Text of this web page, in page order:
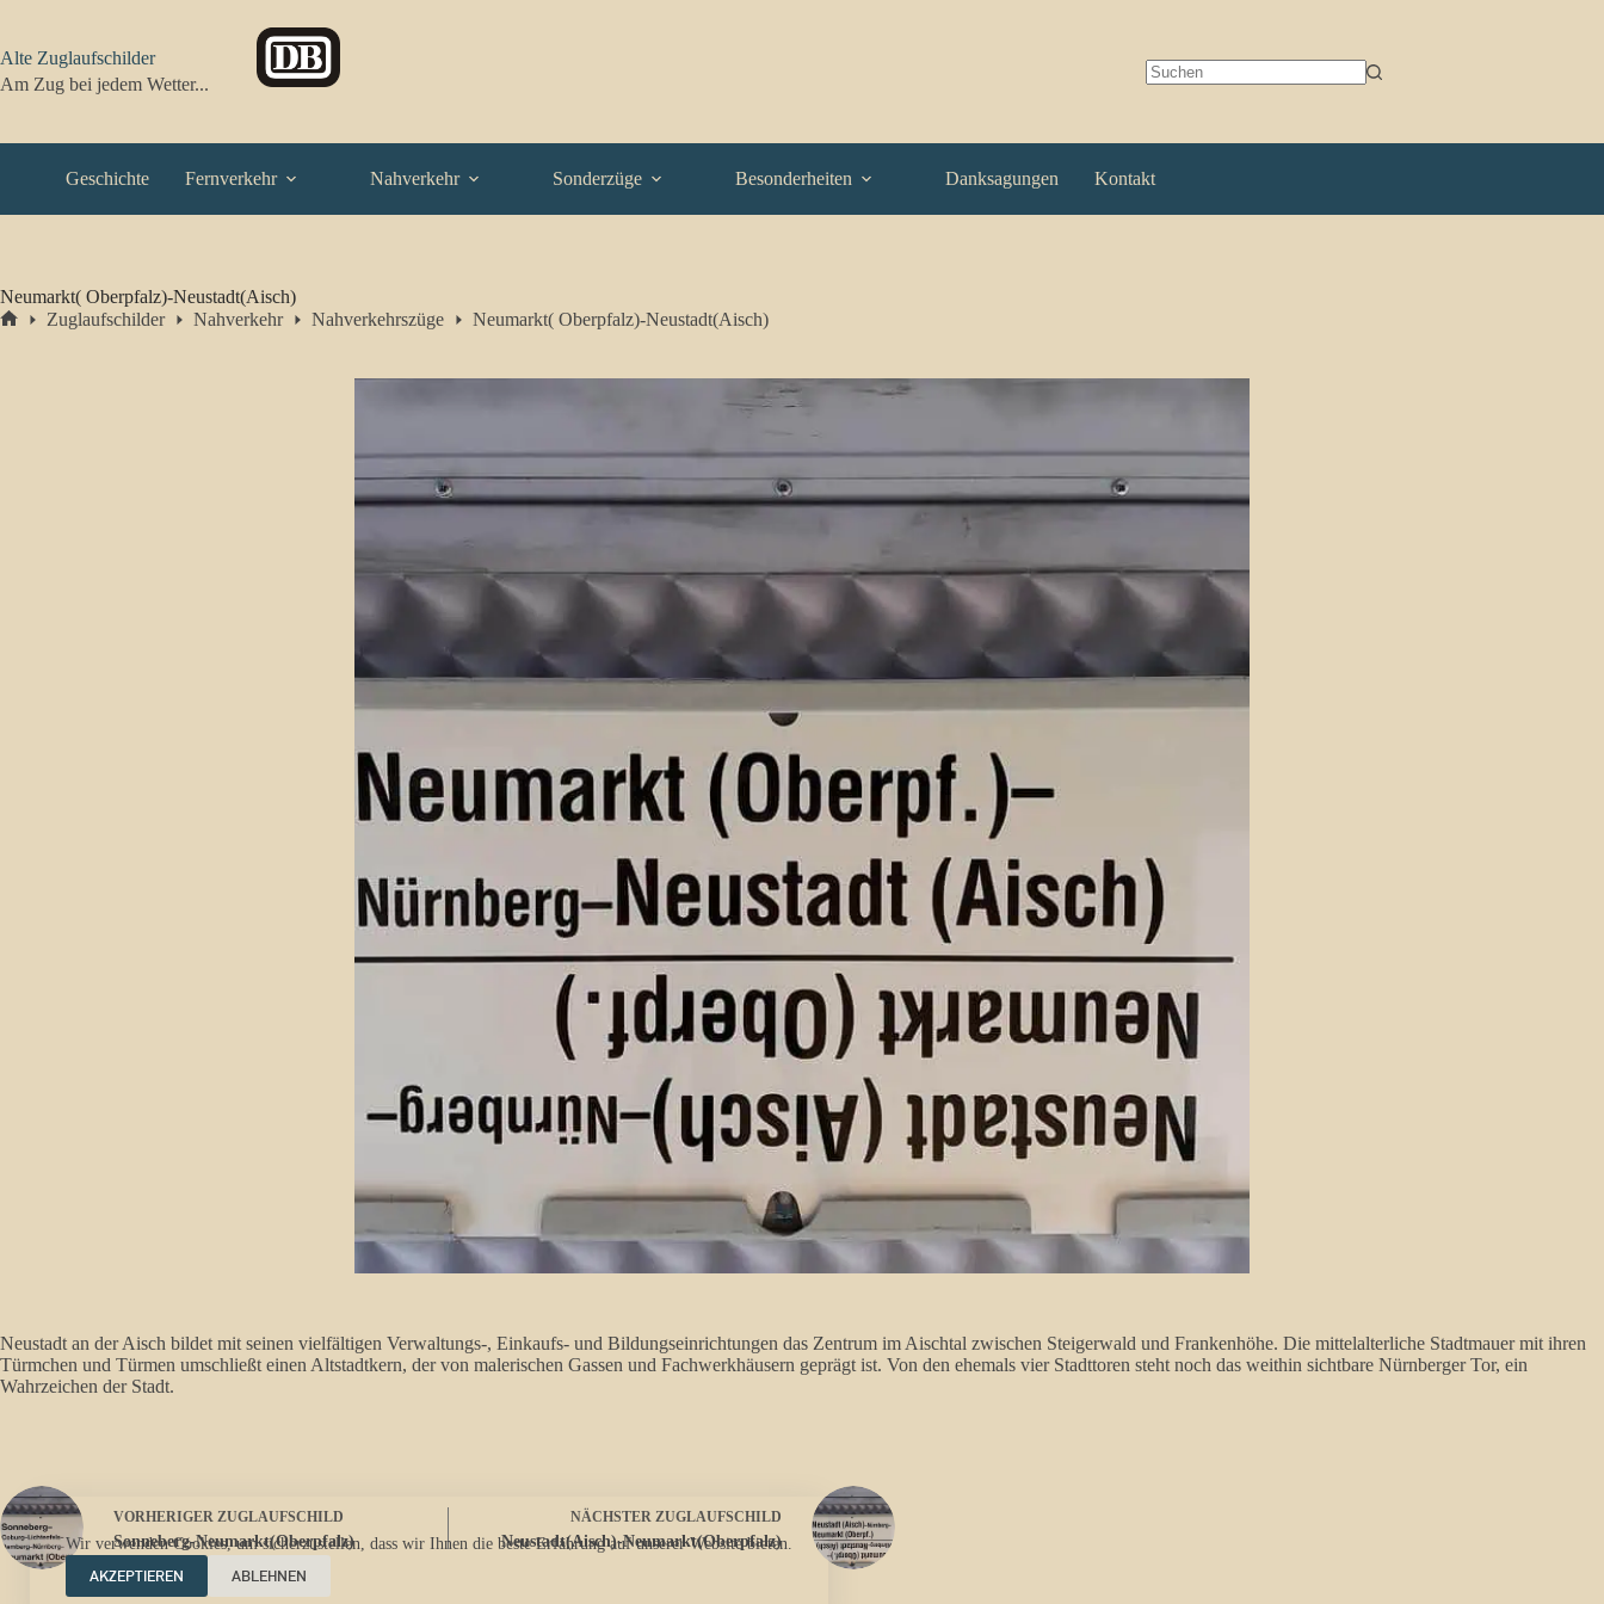
springen
Wir verwenden Cookies, um sicherzustellen, dass wir Ihnen die beste Erfahrung auf unserer Website bieten.
AKZEPTIEREN
ABLEHNEN
Alte Zuglaufschilder
Am Zug bei jedem Wetter...
Geschichte Fernverkehr Nahverkehr Sonderzüge Besonderheiten Danksagungen Kontakt
Neumarkt( Oberpfalz)-Neustadt(Aisch)
Zuglaufschilder Nahverkehr Nahverkehrszüge Neumarkt( Oberpfalz)-Neustadt(Aisch)
Neustadt an der Aisch bildet mit seinen vielfältigen Verwaltungs-, Einkaufs- und Bildungseinrichtungen das Zentrum im Aischtal zwischen Steigerwald und Frankenhöhe. Die mittelalterliche Stadtmauer mit ihren
Türmchen und Türmen umschließt einen Altstadtkern, der von malerischen Gassen und Fachwerkhäusern geprägt ist. Von den ehemals vier Stadttoren steht noch das weithin sichtbare Nürnberger Tor, ein
Wahrzeichen der Stadt.
VORHERIGER ZUGLAUFSCHILD
Sonneberg-Neumarkt(Oberpfalz)
NÄCHSTER ZUGLAUFSCHILD
Neustadt(Aisch)-Neumarkt(Oberpfalz)